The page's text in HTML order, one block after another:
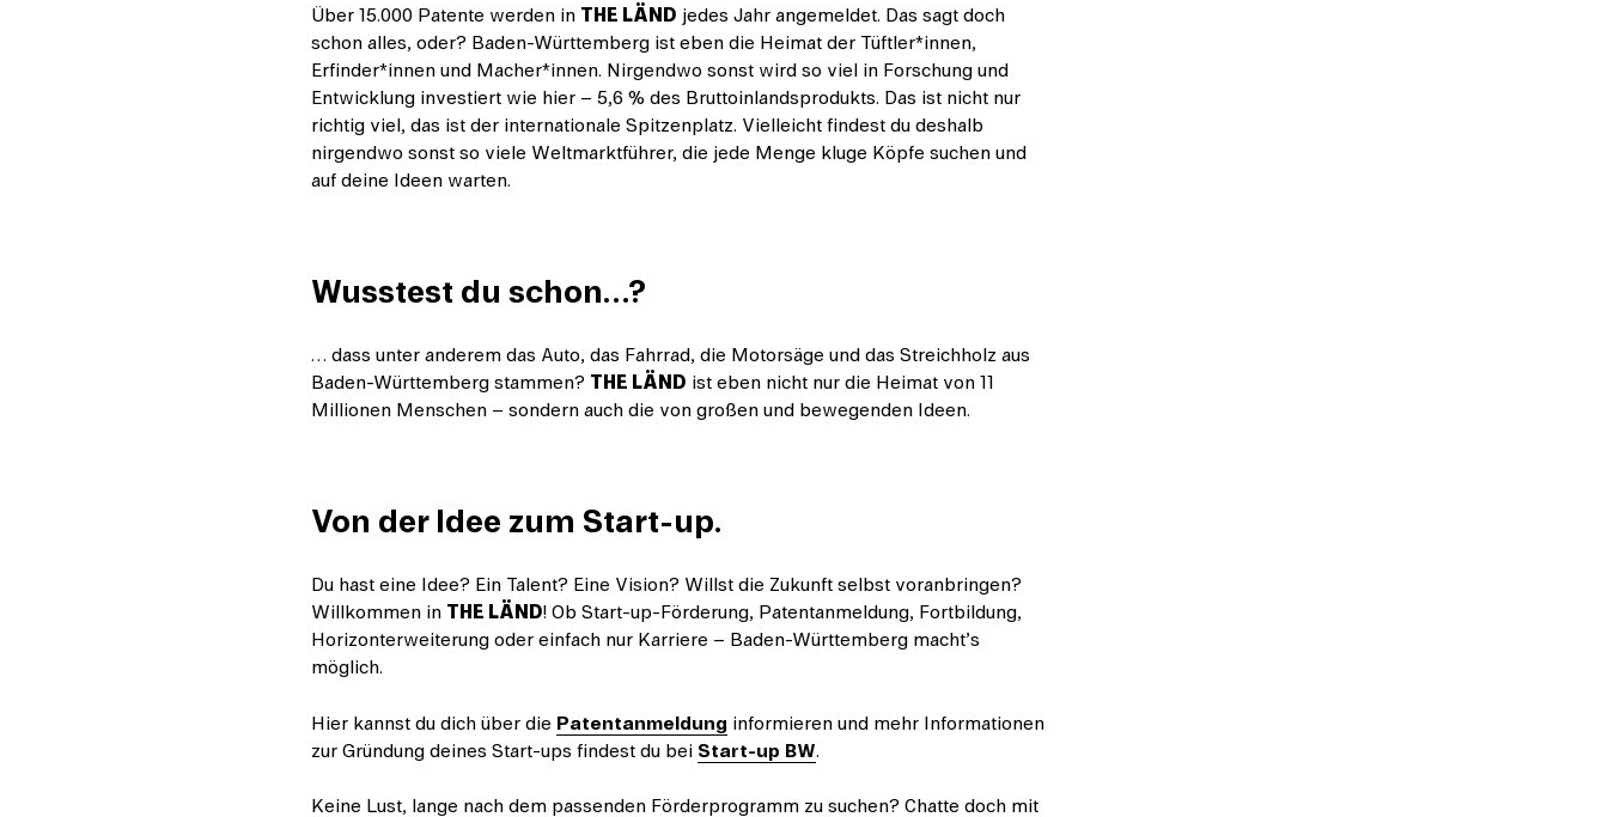
Über 15.000 Patente werden in THE LÄND jedes Jahr angemeldet. Das sagt doch
schon alles, oder? Baden-Württemberg ist eben die Heimat der Tüftler*innen,
Erfinder*innen und Macher*innen. Nirgendwo sonst wird so viel in Forschung und
Entwicklung investiert wie hier – 5,6 % des Bruttoinlandsprodukts. Das ist nicht nur
richtig viel, das ist der internationale Spitzenplatz. Vielleicht findest du deshalb
nirgendwo sonst so viele Weltmarktführer, die jede Menge kluge Köpfe suchen und
auf deine Ideen warten.
Wusstest du schon…?
… dass unter anderem das Auto, das Fahrrad, die Motorsäge und das Streichholz aus
Baden-Württemberg stammen? THE LÄND ist eben nicht nur die Heimat von 11
Millionen Menschen – sondern auch die von großen und bewegenden Ideen.
Von der Idee zum Start-up.
Du hast eine Idee? Ein Talent? Eine Vision? Willst die Zukunft selbst voranbringen?
Willkommen in THE LÄND! Ob Start-up-Förderung, Patentanmeldung, Fortbildung,
Horizonterweiterung oder einfach nur Karriere – Baden-Württemberg macht’s
möglich.
Hier kannst du dich über die Patentanmeldung informieren und mehr Informationen
zur Gründung deines Start-ups findest du bei Start-up BW.
Keine Lust, lange nach dem passenden Förderprogramm zu suchen? Chatte doch mit